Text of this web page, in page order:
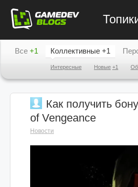
Все +1 Коллективные +1
Интересные Новые +1
Как получить
of Vengeance
Новости